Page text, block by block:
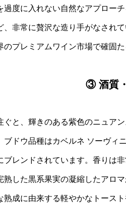
過度に入れない自然なアプロー
、非常に贅沢な造り手がなされ
のプレミアムワイン市場で確固
③ 酒質
ぐと、輝きのある紫色のニュア
ブドウ品種はカベルネ ソーヴィ
ブレンドされています。香りは
熟した黒系果実の凝縮したアロ
熟成に由来する軽やかなトース